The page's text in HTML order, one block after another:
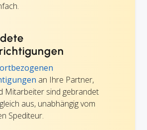
an Ihre Partner,
Mitarbeiter sind gebrandet
aus, unabhängig vom
Spediteur.